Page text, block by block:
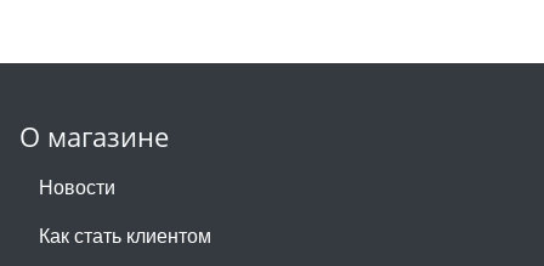
О магазине
Новости
Как стать клиентом